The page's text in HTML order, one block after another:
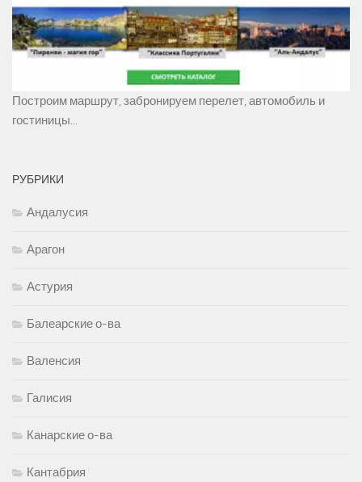
Построим маршрут, забронируем перелет, автомобиль и
гостиницы...
РУБРИКИ
Андалусия
Арагон
Астурия
Балеарские о-ва
Валенсия
Галисия
Канарские о-ва
Кантабрия